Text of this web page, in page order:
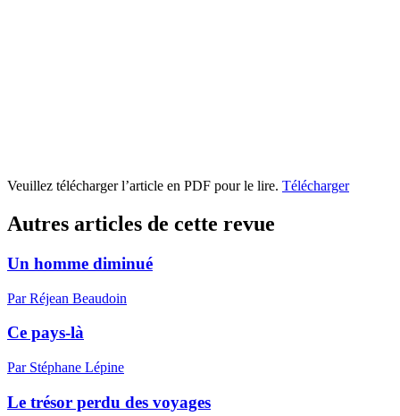
Veuillez télécharger l’article en PDF pour le lire. Télécharger
Autres articles de cette revue
Un homme diminué
Par Réjean Beaudoin
Ce pays-là
Par Stéphane Lépine
Le trésor perdu des voyages